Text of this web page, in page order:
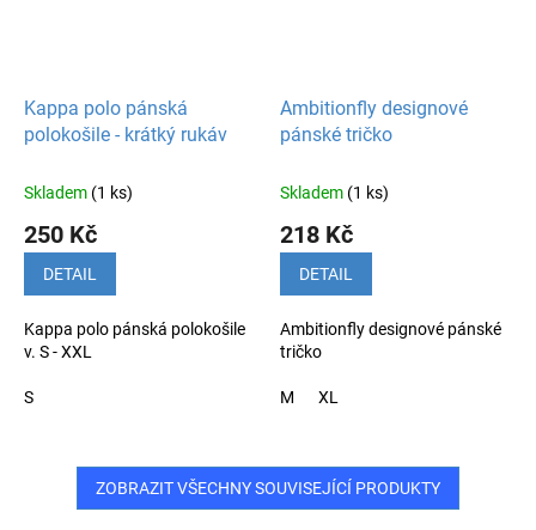
Kappa polo pánská
polokošile - krátký rukáv
Skladem (1 ks)
250 Kč
DETAIL
Kappa polo pánská polokošile
v. S - XXL
S
Ambitionfly designové
pánské tričko
Skladem (1 ks)
218 Kč
DETAIL
Ambitionfly designové pánské
tričko
M XL
ZOBRAZIT VŠECHNY SOUVISEJÍCÍ PRODUKTY